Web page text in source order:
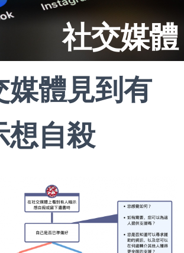
G
A
T
I
社交媒體
媒體見到有
想自殺